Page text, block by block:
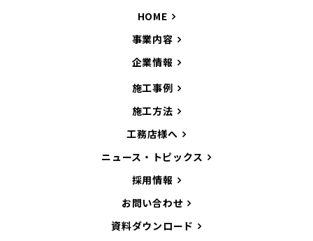
HOME
事業内容
企業情報
施工事例
施工方法
工務店様へ
ニュース・トピックス
採用情報
お問い合わせ
資料ダウンロード